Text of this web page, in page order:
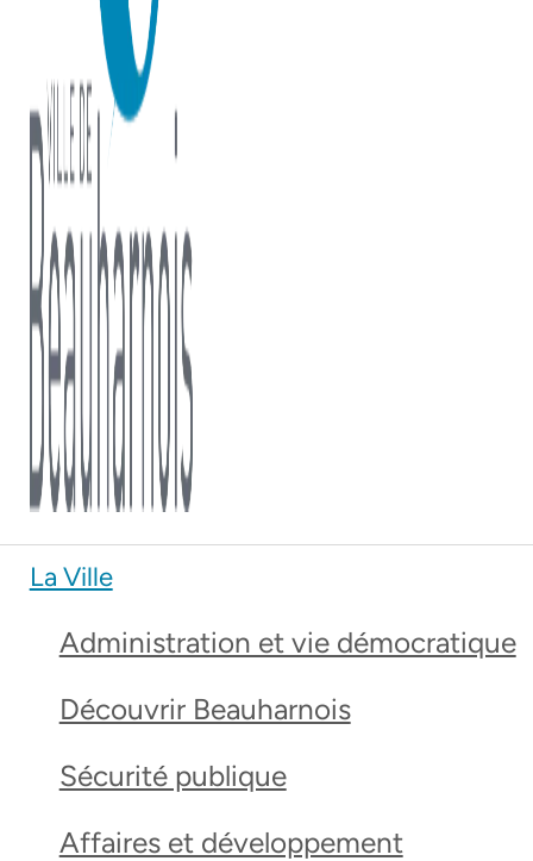
La Ville
Administration et vie démocratique
Découvrir Beauharnois
Sécurité publique
Affaires et développement